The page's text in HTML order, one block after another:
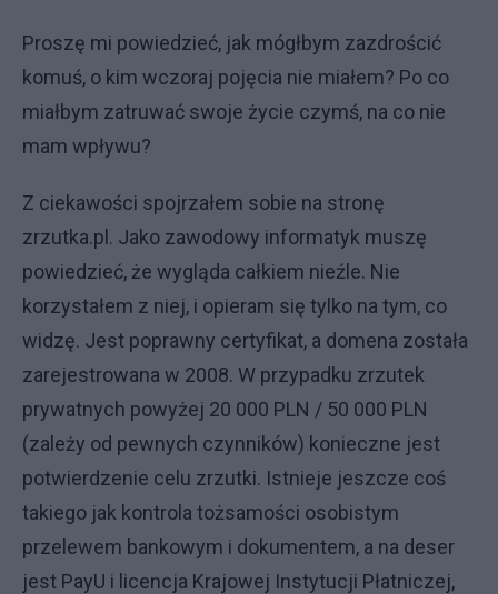
Proszę mi powiedzieć, jak mógłbym zazdrościć
komuś, o kim wczoraj pojęcia nie miałem? Po co
miałbym zatruwać swoje życie czymś, na co nie
mam wpływu?
Z ciekawości spojrzałem sobie na stronę
zrzutka.pl. Jako zawodowy informatyk muszę
powiedzieć, że wygląda całkiem nieźle. Nie
korzystałem z niej, i opieram się tylko na tym, co
widzę. Jest poprawny certyfikat, a domena została
zarejestrowana w 2008. W przypadku zrzutek
prywatnych powyżej 20 000 PLN / 50 000 PLN
(zależy od pewnych czynników) konieczne jest
potwierdzenie celu zrzutki. Istnieje jeszcze coś
takiego jak kontrola tożsamości osobistym
przelewem bankowym i dokumentem, a na deser
jest PayU i licencja Krajowej Instytucji Płatniczej,